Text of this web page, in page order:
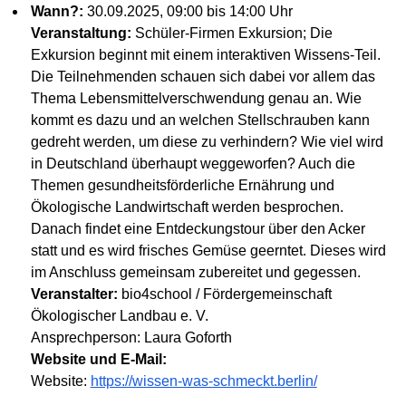
Wann?: 30.09.2025, 09:00 bis 14:00 Uhr
Veranstaltung: Schüler-Firmen Exkursion; Die
Exkursion beginnt mit einem interaktiven Wissens-Teil.
Die Teilnehmenden schauen sich dabei vor allem das
Thema Lebensmittelverschwendung genau an. Wie
kommt es dazu und an welchen Stellschrauben kann
gedreht werden, um diese zu verhindern? Wie viel wird
in Deutschland überhaupt weggeworfen? Auch die
Themen gesundheitsförderliche Ernährung und
Ökologische Landwirtschaft werden besprochen.
Danach findet eine Entdeckungstour über den Acker
statt und es wird frisches Gemüse geerntet. Dieses wird
im Anschluss gemeinsam zubereitet und gegessen.
Veranstalter: bio4school / Fördergemeinschaft
Ökologischer Landbau e. V.
Ansprechperson: Laura Goforth
Website und E-Mail:
Website: https://wissen-was-schmeckt.berlin/